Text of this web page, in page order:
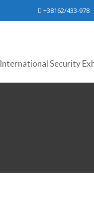
+38162/433-978
International Security